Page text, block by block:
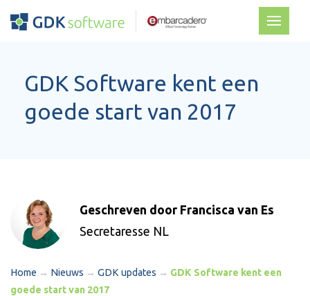
GDK Software kent een
goede start van 2017
Geschreven door Francisca van Es
Secretaresse NL
Home → Nieuws → GDK updates → GDK Software kent een
goede start van 2017